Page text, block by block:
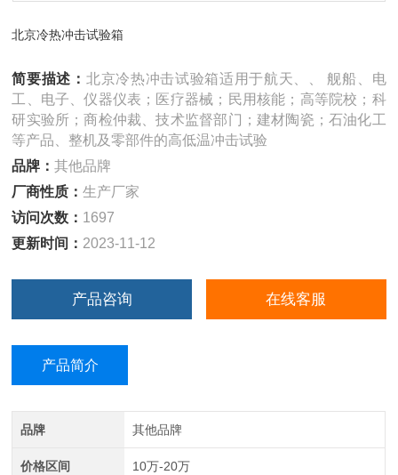
北京冷热冲击试验箱
简要描述： 北京冷热冲击试验箱适用于航天、、 舰船、电
工、电子、仪器仪表；医疗器械；民用核能；高等院校；科
研实验所；商检仲裁、技术监督部门；建材陶瓷；石油化工
等产品、整机及零部件的高低温冲击试验
品牌：其他品牌
厂商性质：生产厂家
访问次数： 1697
更新时间： 2023-11-12
产品咨询 在线客服
产品简介
品牌 其他品牌
价格区间 10万-20万